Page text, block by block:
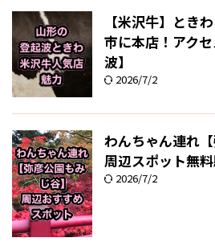
【米沢牛】とき
市に本店！アク
波】
2026/7/2
わんちゃん連れ
周辺スポット無
2026/7/2